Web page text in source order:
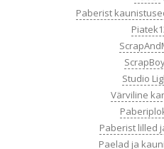
Paberist
Studio
Värviline
Paberist lilled
Paelad ja